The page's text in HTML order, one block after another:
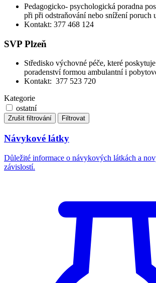
Pedagogicko- psychologická poradna
při při odstraňování nebo snížení poruch
Kontakt: 377 468 124
SVP Plzeň
Středisko výchovné péče, které
poradenství formou ambulantní i
Kontakt: 377 523 720
Kategorie
ostatní
Zrušit filtrování Filtrovat
Návykové látky
Důležité informace o návykových látkách a
závislostí.